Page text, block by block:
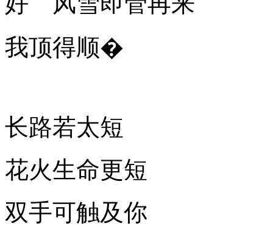
我顶得顺�
长路若太短
花火生命更短
双手可触及你